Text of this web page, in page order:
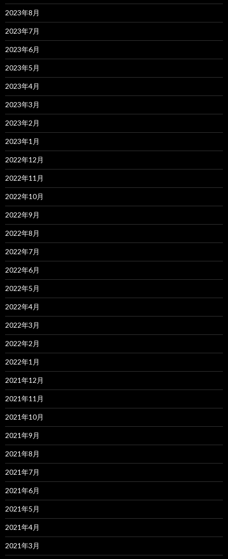
2023年8月
2023年7月
2023年6月
2023年5月
2023年4月
2023年3月
2023年2月
2023年1月
2022年12月
2022年11月
2022年10月
2022年9月
2022年8月
2022年7月
2022年6月
2022年5月
2022年4月
2022年3月
2022年2月
2022年1月
2021年12月
2021年11月
2021年10月
2021年9月
2021年8月
2021年7月
2021年6月
2021年5月
2021年4月
2021年3月